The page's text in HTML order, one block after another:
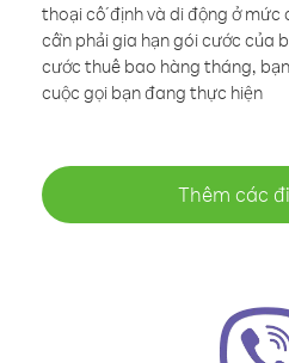
thoại cố định và di động ở
cần phải gia hạn gói cước của
cước thuê bao hàng tháng,
cuộc gọi bạn đang thực hiện
Thêm các